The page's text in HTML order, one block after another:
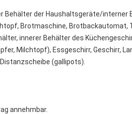
der Haushaltsgeräte/interner
Brotmaschine, Brotbackautomat,
innerer Behälter des
Milchtopf), Essgeschirr, Geschirr,
(gallipots).
annehmbar.